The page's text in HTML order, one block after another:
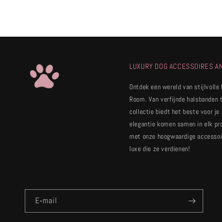
LUXURY DOG ACCESSOIRES
Ontdek een wereld van stijlvolle
Room. Van verfijnde
collectie biedt het beste voor
elegantie komen samen in elk
met onze hoogwaardige
luxe die ze verdienen!
E‑mail